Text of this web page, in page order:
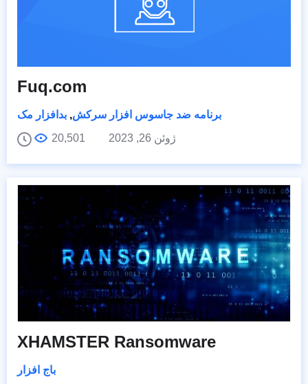
Fuq.com
برنامه ضد جاسوس افزار سرکش, بدافزار مک
ژوئن 26, 2023
20,501
XHAMSTER Ransomware
باج افزار